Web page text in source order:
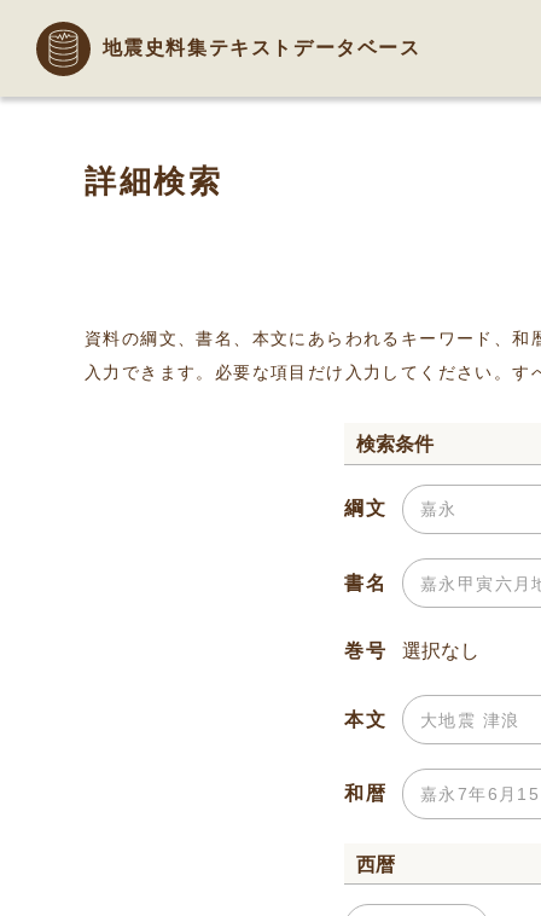
地震史料集テキストデータベース
詳細検索
資料の綱文、書名、本文にあらわれるキーワード、
入力できます。必要な項目だけ入力してください。
検索条件
綱文
書名
巻号
本文
和暦
西暦